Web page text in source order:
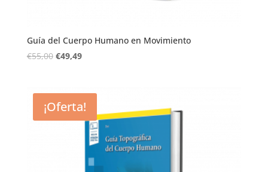
Guía del Cuerpo Humano en Movimiento
€55,00 €49,49
¡Oferta!